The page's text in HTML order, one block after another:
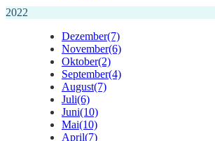
2022
Dezember(7)
November(6)
Oktober(2)
September(4)
August(7)
Juli(6)
Juni(10)
Mai(10)
April(7)